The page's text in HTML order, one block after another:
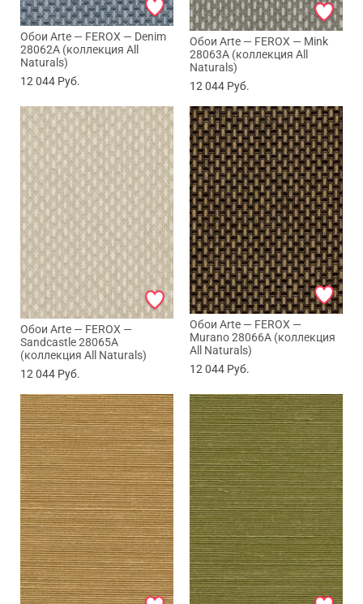
Обои Arte — FEROX — Denim
28062A (коллекция All
Naturals)
12 044 Руб.
Обои Arte — FEROX — Mink
28063A (коллекция All
Naturals)
12 044 Руб.
Обои Arte — FEROX —
Sandcastle 28065A
(коллекция All Naturals)
12 044 Руб.
Обои Arte — FEROX —
Murano 28066A (коллекция
All Naturals)
12 044 Руб.